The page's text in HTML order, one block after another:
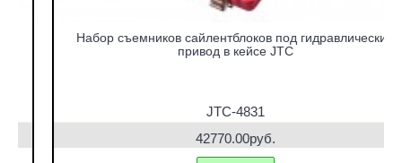
Набор съемников сайлентблоков под гидравлический
привод в кейсе JTC
JTC-4831
42770.00руб.